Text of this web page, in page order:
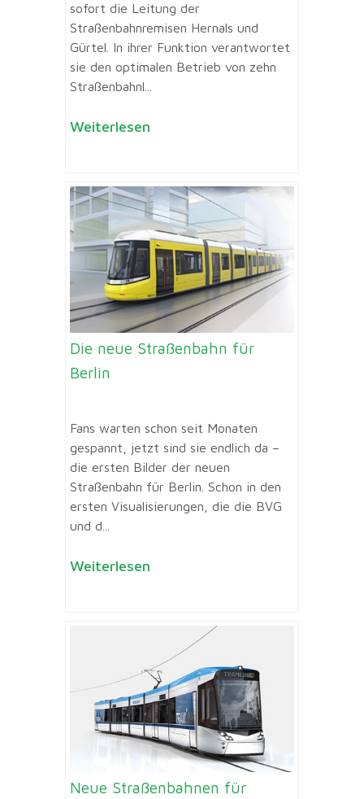
sofort die Leitung der
Straßenbahnremisen Hernals und
Gürtel. In ihrer Funktion verantwortet
sie den optimalen Betrieb von zehn
Straßenbahnl...
Weiterlesen
Die neue Straßenbahn für
Berlin
Fans warten schon seit Monaten
gespannt, jetzt sind sie endlich da –
die ersten Bilder der neuen
Straßenbahn für Berlin. Schon in den
ersten Visualisierungen, die die BVG
und d...
Weiterlesen
Neue Straßenbahnen für